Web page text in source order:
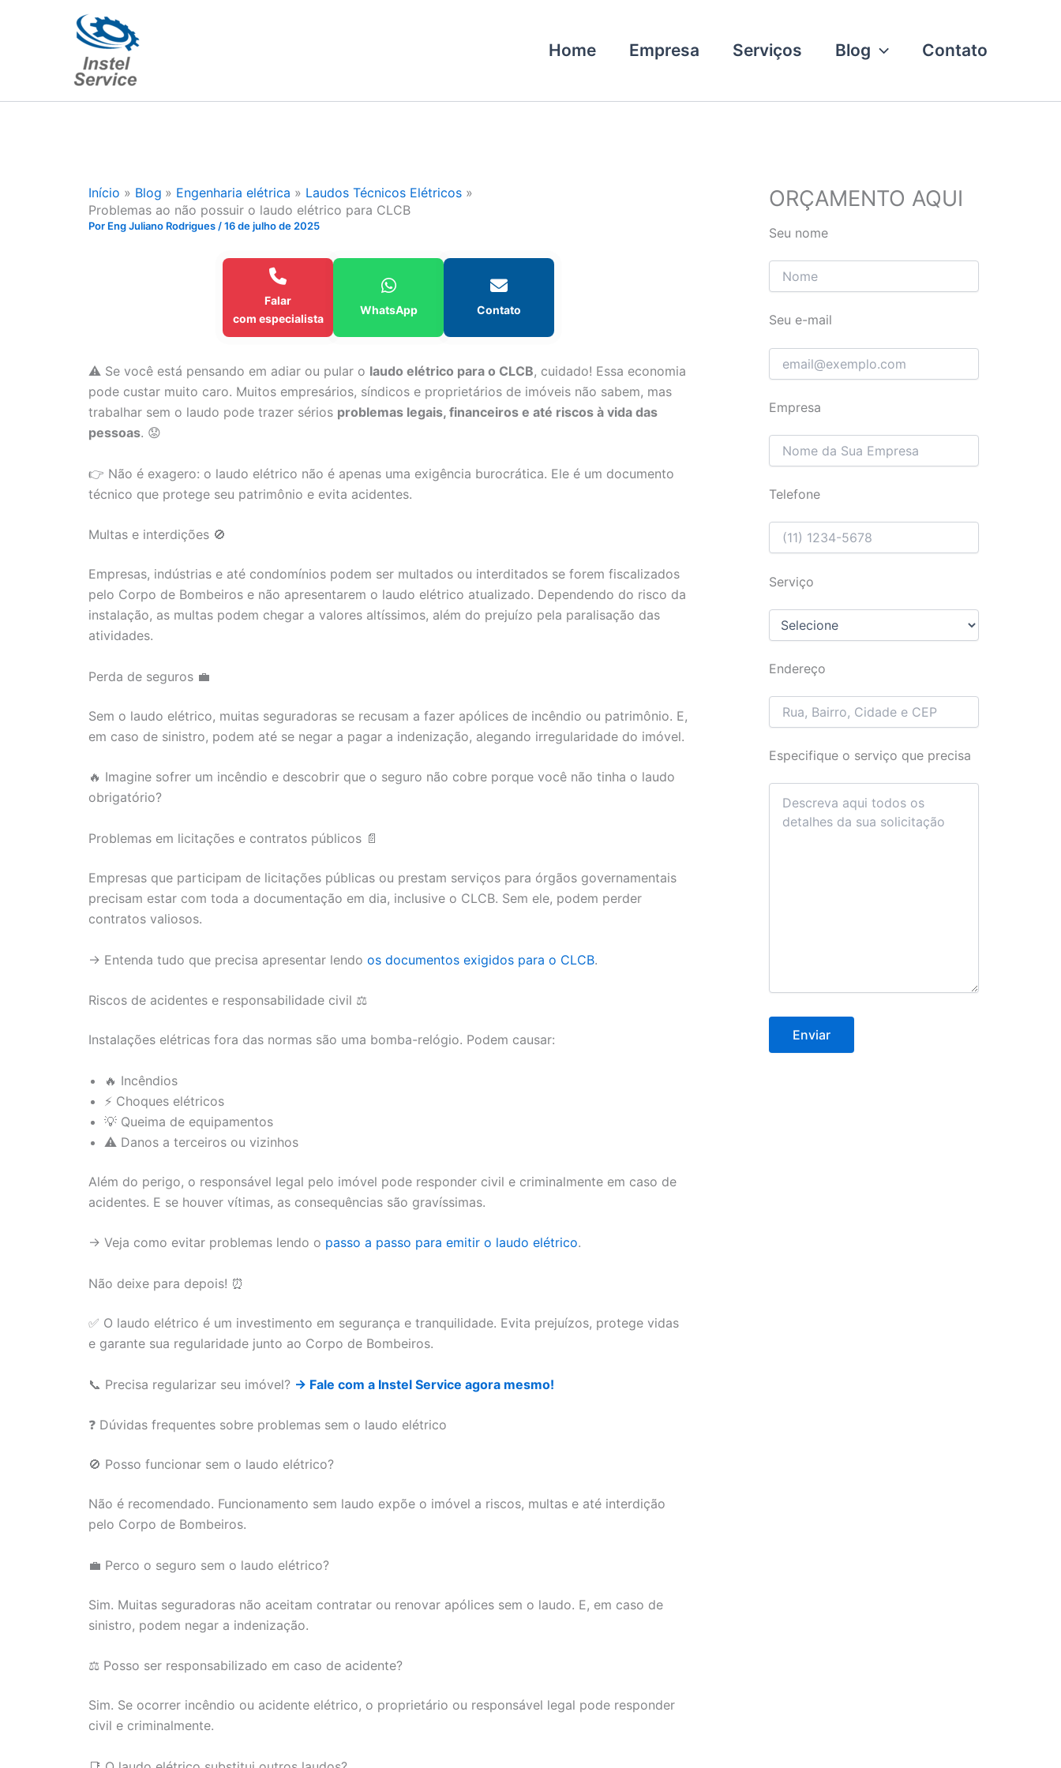
Home Empresa Serviços Blog Contato
Início Blog Engenharia elétrica
Laudos Técnicos Elétricos
Problemas ao não possuir o laudo elétrico para CLCB
Por Eng Juliano Rodrigues /16 de julho de 2025
Falar
com especialista
WhatsApp Contato
⚠️ Se você está pensando em adiar ou pular o laudo elétrico para o CLCB, cuidado! Essa economia
pode custar muito caro. Muitos empresários, síndicos e proprietários de imóveis não sabem, mas
trabalhar sem o laudo pode trazer sérios problemas legais, financeiros e até riscos à vida das
pessoas. 😟
👉 Não é exagero: o laudo elétrico não é apenas uma exigência burocrática. Ele é um documento
técnico que protege seu patrimônio e evita acidentes.
Multas e interdições 🚫
Empresas, indústrias e até condomínios podem ser multados ou interditados se forem fiscalizados
pelo Corpo de Bombeiros e não apresentarem o laudo elétrico atualizado. Dependendo do risco da
instalação, as multas podem chegar a valores altíssimos, além do prejuízo pela paralisação das
atividades.
Perda de seguros 💼
Sem o laudo elétrico, muitas seguradoras se recusam a fazer apólices de incêndio ou patrimônio. E,
em caso de sinistro, podem até se negar a pagar a indenização, alegando irregularidade do imóvel.
🔥 Imagine sofrer um incêndio e descobrir que o seguro não cobre porque você não tinha o laudo
obrigatório?
Problemas em licitações e contratos públicos 📄
Empresas que participam de licitações públicas ou prestam serviços para órgãos governamentais
precisam estar com toda a documentação em dia, inclusive o CLCB. Sem ele, podem perder
contratos valiosos.
→ Entenda tudo que precisa apresentar lendo os documentos exigidos para o CLCB.
Riscos de acidentes e responsabilidade civil ⚖️
Instalações elétricas fora das normas são uma bomba-relógio. Podem causar:
🔥 Incêndios
⚡ Choques elétricos
💡 Queima de equipamentos
⚠️ Danos a terceiros ou vizinhos
Além do perigo, o responsável legal pelo imóvel pode responder civil e criminalmente em caso de
acidentes. E se houver vítimas, as consequências são gravíssimas.
→ Veja como evitar problemas lendo o passo a passo para emitir o laudo elétrico.
Não deixe para depois! ⏰
✅ O laudo elétrico é um investimento em segurança e tranquilidade. Evita prejuízos, protege vidas
e garante sua regularidade junto ao Corpo de Bombeiros.
📞 Precisa regularizar seu imóvel? → Fale com a Instel Service agora mesmo!
❓ Dúvidas frequentes sobre problemas sem o laudo elétrico
🚫 Posso funcionar sem o laudo elétrico?
Não é recomendado. Funcionamento sem laudo expõe o imóvel a riscos, multas e até interdição
pelo Corpo de Bombeiros.
💼 Perco o seguro sem o laudo elétrico?
Sim. Muitas seguradoras não aceitam contratar ou renovar apólices sem o laudo. E, em caso de
sinistro, podem negar a indenização.
⚖️ Posso ser responsabilizado em caso de acidente?
Sim. Se ocorrer incêndio ou acidente elétrico, o proprietário ou responsável legal pode responder
civil e criminalmente.
ORÇAMENTO AQUI
Seu nome
Seu e-mail
Empresa
Telefone
Serviço
Endereço
Especifique o serviço que precisa